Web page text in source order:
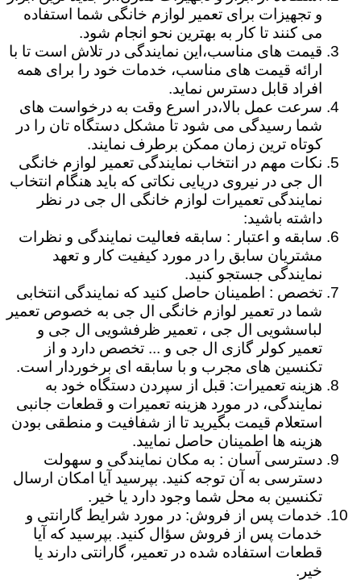
و تجهیزات برای تعمیر لوازم خانگی شما استفاده
می کنند تا کار به بهترین نحو انجام شود.
قیمت های مناسب،این نمایندگی در تلاش است تا با
ارائه قیمت های مناسب، خدمات خود را برای همه
افراد قابل دسترس نماید.
سرعت عمل بالا،در اسرع وقت به درخواست های
شما رسیدگی می شود تا مشکل دستگاه تان را در
کوتاه ترین زمان ممکن برطرف نمایند.
نکات مهم در انتخاب نمایندگی تعمیر لوازم خانگی
ال جی در نیروی دریایی نکاتی که باید هنگام انتخاب
نمایندگی تعمیرات لوازم خانگی ال جی در نظر
داشته باشید:
سابقه و اعتبار : سابقه فعالیت نمایندگی و نظرات
مشتریان سابق را در مورد کیفیت کار و تعهد
نمایندگی جستجو کنید.
تخصص : اطمینان حاصل کنید که نمایندگی انتخابی
شما در تعمیر لوازم خانگی ال جی به خصوص تعمیر
لباسشویی ال جی ، تعمیر ظرفشویی ال جی و
تعمیر کولر گازی ال جی و ... تخصص دارد و از
تکنسین های مجرب و با سابقه ای برخوردار است.
هزینه تعمیرات: قبل از سپردن دستگاه خود به
نمایندگی، در مورد هزینه تعمیرات و قطعات جانبی
استعلام قیمت بگیرید تا از شفافیت و منطقی بودن
هزینه ها اطمینان حاصل نمایید.
دسترسی آسان : به مکان نمایندگی و سهولت
دسترسی به آن توجه کنید. بپرسید آیا امکان ارسال
تکنسین به محل شما وجود دارد یا خیر.
خدمات پس از فروش: در مورد شرایط گارانتی و
خدمات پس از فروش سؤال کنید. بپرسید که آیا
قطعات استفاده شده در تعمیر، گارانتی دارند یا
خیر.